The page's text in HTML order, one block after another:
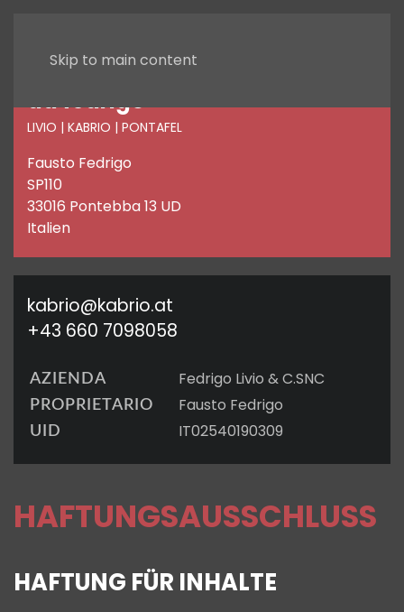
Skip to main content
da fedrigo
LIVIO | KABRIO | PONTAFEL
Fausto Fedrigo
SP110
33016 Pontebba 13 UD
Italien
kabrio@kabrio.at
+43 660 7098058
AZIENDA Fedrigo Livio & C.SNC
PROPRIETARIO Fausto Fedrigo
UID IT02540190309
HAFTUNGSAUSSCHLUSS
HAFTUNG FÜR INHALTE